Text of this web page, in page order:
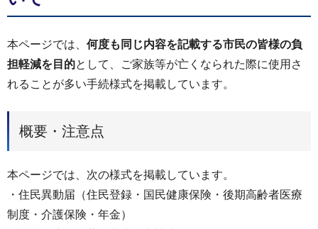
本ページでは、 何度も同じ内容を記載する市民の皆様の負
担軽減を目的として、ご家族等が亡くなられた際に使用さ
れることが多い手続様式を掲載しています。
概要・注意点
本ページでは、次の様式を掲載しています。
・住民異動届（住民登録・国民健康保険・後期高齢者医療
制度・介護保険・年金）